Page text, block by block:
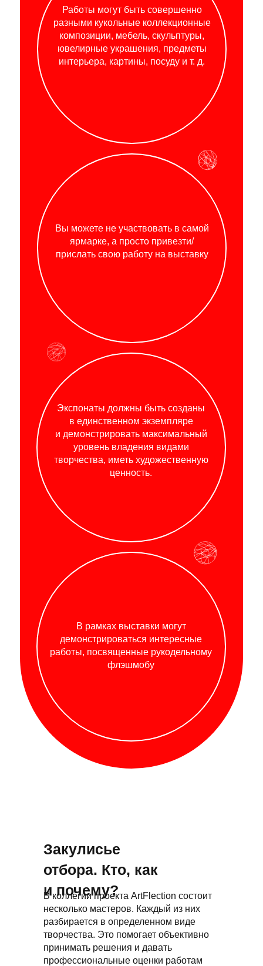
Работы могут быть совершенно
разными кукольные коллекционные
композиции, мебель, скульптуры,
ювелирные украшения, предметы
интерьера, картины, посуду и т. д.
Вы можете не участвовать в самой
ярмарке, а просто привезти/
прислать свою работу на выставку
Экспонаты должны быть созданы
в единственном экземпляре
и демонстрировать максимальный
уровень владения видами
творчества, иметь художественную
ценность.
В рамках выставки могут
демонстрироваться интересные
работы, посвященные рукодельному
флэшмобу
Закулисье
отбора. Кто, как
и почему?
В коллегии проекта ArtFlection состоит
несколько мастеров. Каждый из них
разбирается в определенном виде
творчества. Это помогает объективно
принимать решения и давать
профессиональные оценки работам